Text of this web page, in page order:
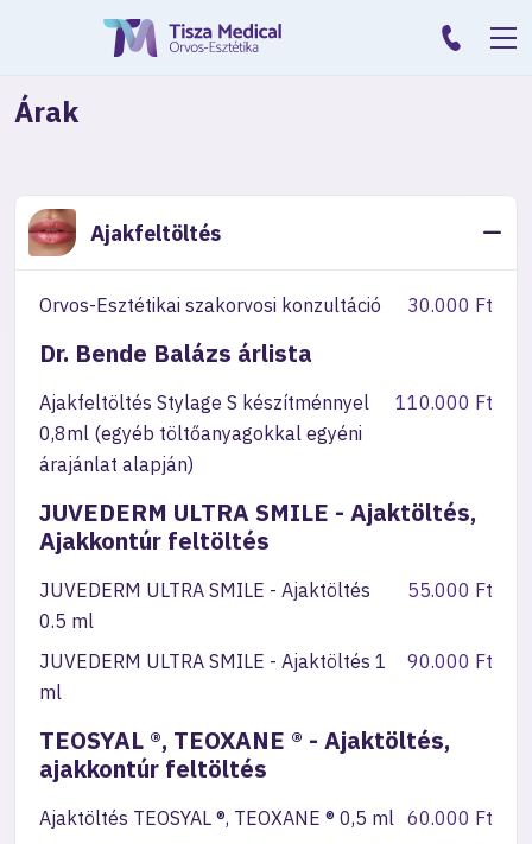
Árak
Ajakfeltöltés
Orvos-Esztétikai szakorvosi konzultáció 30.000 Ft
Dr. Bende Balázs árlista
Ajakfeltöltés Stylage S készítménnyel
0,8ml (egyéb töltőanyagokkal egyéni
árajánlat alapján)
110.000 Ft
JUVEDERM ULTRA SMILE - Ajaktöltés,
Ajakkontúr feltöltés
JUVEDERM ULTRA SMILE - Ajaktöltés
0.5 ml
55.000 Ft
JUVEDERM ULTRA SMILE - Ajaktöltés 1
ml
90.000 Ft
TEOSYAL ®, TEOXANE ® - Ajaktöltés,
ajakkontúr feltöltés
Ajaktöltés TEOSYAL ®, TEOXANE ® 0,5 ml 60.000 Ft